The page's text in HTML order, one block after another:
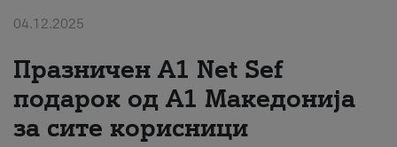
Надополни кредит
За нас
#ПодобарОнлајн
04.12.2025
Празничен A1 Net Sеf
подарок од А1 Македонија
за сите корисници